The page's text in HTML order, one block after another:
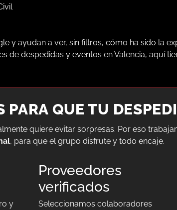
y ayudan a ver, sin filtros, cómo ha sido la
de despedidas y eventos en Valencia, aquí
PARA QUE TU
quiere evitar sorpresas. Por eso
, para que el grupo disfrute y todo encaje.
y
Proveedores
verificados
Seleccionamos colaboradores